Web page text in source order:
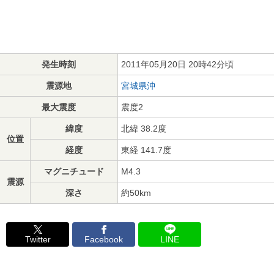
発生時刻 2011年05月20日 20時42分頃
震源地 宮城県沖
最大震度 震度2
位置
緯度 北緯 38.2度
経度 東経 141.7度
震源
マグニチュード M4.3
深さ 約50km
Twitter Facebook LINE